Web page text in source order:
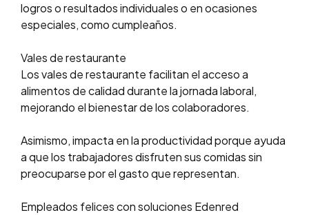
logros o resultados individuales o en ocasiones
especiales, como cumpleaños.
Vales de restaurante
Los vales de restaurante facilitan el acceso a
alimentos de calidad durante la jornada laboral,
mejorando el bienestar de los colaboradores.
Asimismo, impacta en la productividad porque ayuda
a que los trabajadores disfruten sus comidas sin
preocuparse por el gasto que representan.
Empleados felices con soluciones Edenred